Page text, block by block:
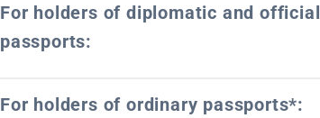
For holders of diplomatic and official
passports:
For holders of ordinary passports*: